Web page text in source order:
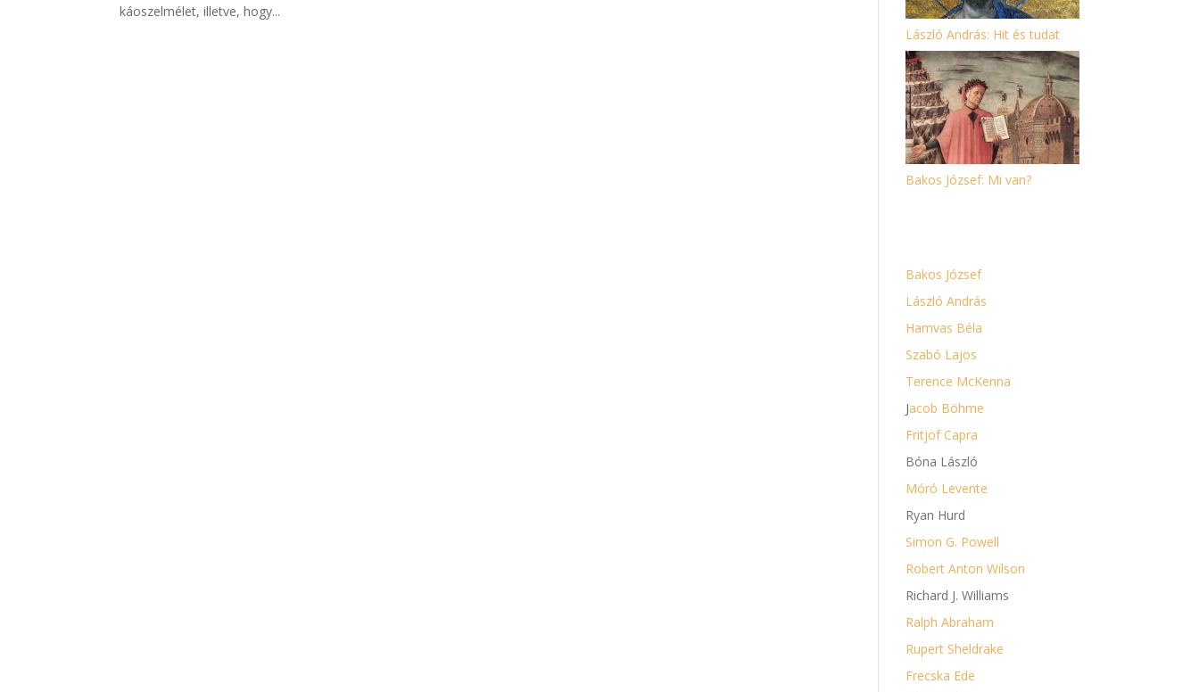
káoszelmélet, illetve, hogy...
László András: Hit és tudat
Bakos József: Mi van?
Bakos József
László András
Hamvas Béla
Szabó Lajos
Terence McKenna
Jacob Böhme
Fritjof Capra
Bóna László
Móró Levente
Ryan Hurd
Simon G. Powell
Robert Anton Wilson
Richard J. Williams
Ralph Abraham
Rupert Sheldrake
Frecska Ede